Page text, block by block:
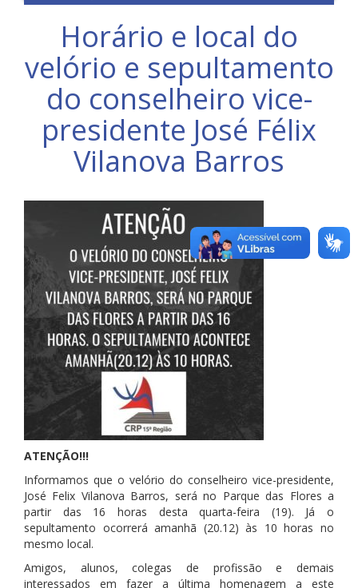
Horário e local do
velório e sepultamento
do conselheiro vice-
presidente José Félix
Vilanova Barros
ATENÇÃO!!!
Informamos que o velório do conselheiro vice-presidente,
José Felix Vilanova Barros, será no Parque das Flores a
partir das 16 horas desta quarta-feira (19). Já o
sepultamento ocorrerá amanhã (20.12) às 10 horas no
mesmo local.
Amigos, alunos, colegas de profissão e demais
interessados em fazer a última homenagem a este